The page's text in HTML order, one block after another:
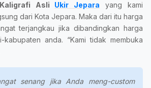
Asli Ukir Jepara yang kami
dari Kota Jepara. Maka dari itu harga
terjangkau jika dibandingkan harga
anda. “Kami tidak membuka
senang jika Anda meng-custom